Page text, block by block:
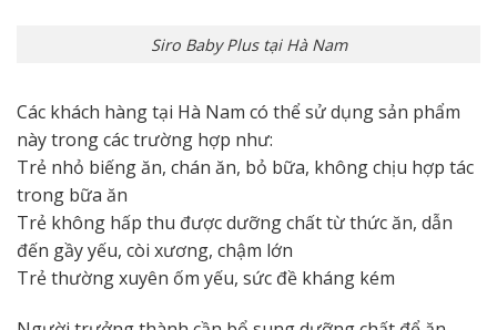
Siro Baby Plus tại Hà Nam
Các khách hàng tại Hà Nam có thể sử dụng sản phẩm
này trong các trường hợp như:
Trẻ nhỏ biếng ăn, chán ăn, bỏ bữa, không chịu hợp tác
trong bữa ăn
Trẻ không hấp thu được dưỡng chất từ thức ăn, dẫn
đến gầy yếu, còi xương, chậm lớn
Trẻ thường xuyên ốm yếu, sức đề kháng kém